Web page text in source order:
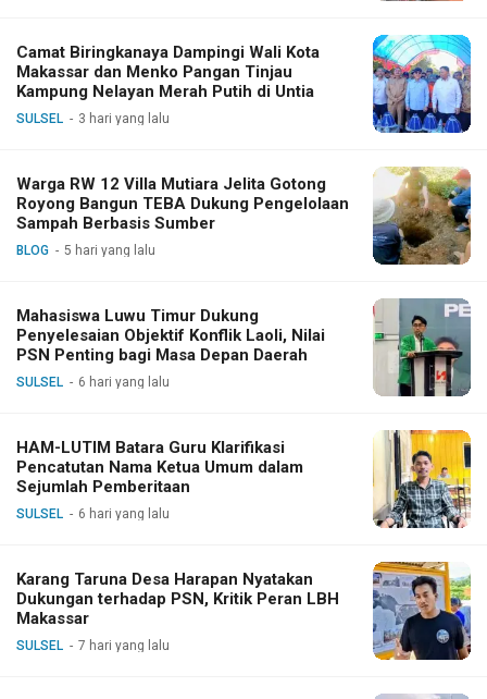
Camat Biringkanaya Dampingi Wali Kota
Makassar dan Menko Pangan Tinjau
Kampung Nelayan Merah Putih di Untia
SULSEL 3 hari yang lalu
Warga RW 12 Villa Mutiara Jelita Gotong
Royong Bangun TEBA Dukung Pengelolaan
Sampah Berbasis Sumber
BLOG 5 hari yang lalu
Mahasiswa Luwu Timur Dukung
Penyelesaian Objektif Konflik Laoli, Nilai
PSN Penting bagi Masa Depan Daerah
SULSEL 6 hari yang lalu
HAM-LUTIM Batara Guru Klarifikasi
Pencatutan Nama Ketua Umum dalam
Sejumlah Pemberitaan
SULSEL 6 hari yang lalu
Karang Taruna Desa Harapan Nyatakan
Dukungan terhadap PSN, Kritik Peran LBH
Makassar
SULSEL 7 hari yang lalu